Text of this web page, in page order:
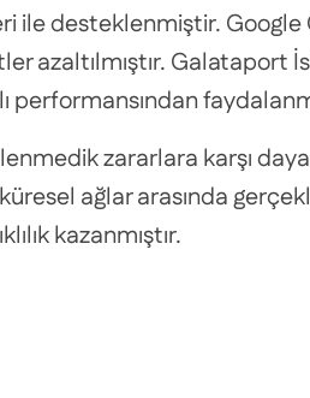
ile desteklenmiştir.
Galataport
performansından
zararlara karşı
ağlar arasında
kazanmıştır.